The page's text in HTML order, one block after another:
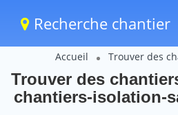
Recherche chantier
Accueil Trouver des
Trouver des
chantiers-isolation-